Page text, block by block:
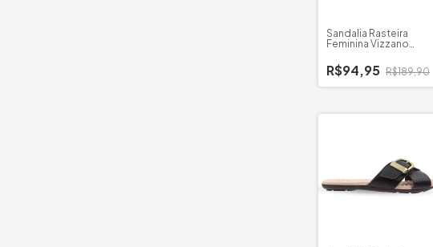
Sandalia Rasteira
Feminina Vizzano
R$94,95 R$189,90